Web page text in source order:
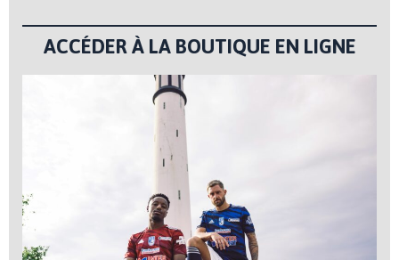
ACCÉDER À LA BOUTIQUE EN LIGNE